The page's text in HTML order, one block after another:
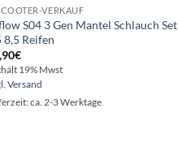
VERKAUF
S04 3 Gen Mantel Schlauch Set
8,5 Reifen
€
19% Mwst
Versand
ca. 2-3 Werktage